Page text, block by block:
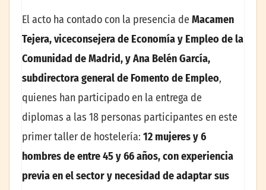
El acto ha contado con la presencia de Macamen
Tejera, viceconsejera de Economía y Empleo de la
Comunidad de Madrid, y Ana Belén García,
subdirectora general de Fomento de Empleo,
quienes han participado en la entrega de
diplomas a las 18 personas participantes en este
primer taller de hostelería: 12 mujeres y 6
hombres de entre 45 y 66 años, con experiencia
previa en el sector y necesidad de adaptar sus